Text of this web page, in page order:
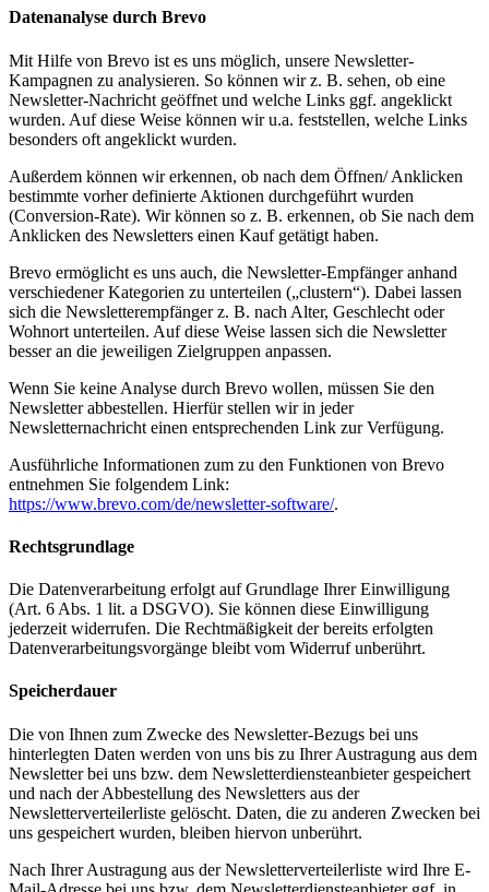
Datenanalyse durch Brevo
Mit Hilfe von Brevo ist es uns möglich, unsere Newsletter-
Kampagnen zu analysieren. So können wir z. B. sehen, ob eine
Newsletter-Nachricht geöffnet und welche Links ggf. angeklickt
wurden. Auf diese Weise können wir u.a. feststellen, welche Links
besonders oft angeklickt wurden.
Außerdem können wir erkennen, ob nach dem Öffnen/ Anklicken
bestimmte vorher definierte Aktionen durchgeführt wurden
(Conversion-Rate). Wir können so z. B. erkennen, ob Sie nach dem
Anklicken des Newsletters einen Kauf getätigt haben.
Brevo ermöglicht es uns auch, die Newsletter-Empfänger anhand
verschiedener Kategorien zu unterteilen („clustern“). Dabei lassen
sich die Newsletterempfänger z. B. nach Alter, Geschlecht oder
Wohnort unterteilen. Auf diese Weise lassen sich die Newsletter
besser an die jeweiligen Zielgruppen anpassen.
Wenn Sie keine Analyse durch Brevo wollen, müssen Sie den
Newsletter abbestellen. Hierfür stellen wir in jeder
Newsletternachricht einen entsprechenden Link zur Verfügung.
Ausführliche Informationen zum zu den Funktionen von Brevo
entnehmen Sie folgendem Link:
https://www.brevo.com/de/newsletter-software/.
Rechtsgrundlage
Die Datenverarbeitung erfolgt auf Grundlage Ihrer Einwilligung
(Art. 6 Abs. 1 lit. a DSGVO). Sie können diese Einwilligung
jederzeit widerrufen. Die Rechtmäßigkeit der bereits erfolgten
Datenverarbeitungsvorgänge bleibt vom Widerruf unberührt.
Speicherdauer
Die von Ihnen zum Zwecke des Newsletter-Bezugs bei uns
hinterlegten Daten werden von uns bis zu Ihrer Austragung aus dem
Newsletter bei uns bzw. dem Newsletterdiensteanbieter gespeichert
und nach der Abbestellung des Newsletters aus der
Newsletterverteilerliste gelöscht. Daten, die zu anderen Zwecken bei
uns gespeichert wurden, bleiben hiervon unberührt.
Nach Ihrer Austragung aus der Newsletterverteilerliste wird Ihre E-